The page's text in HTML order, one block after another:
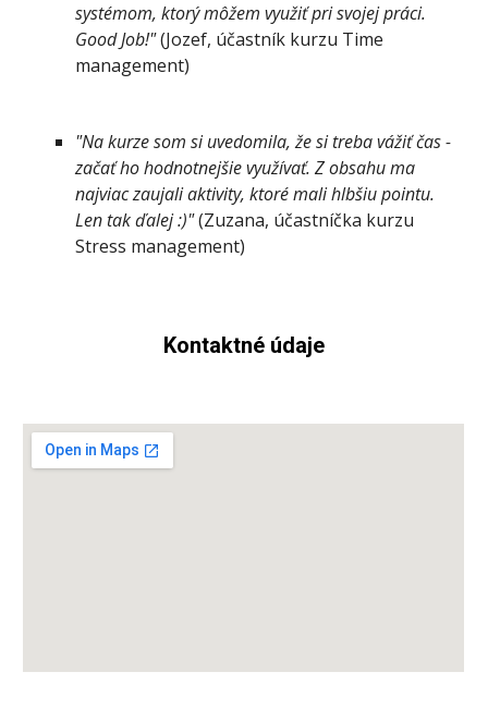
systémom, ktorý môžem využiť pri svojej práci.
Good Job!" (Jozef, účastník kurzu Time
management)
"Na kurze som si uvedomila, že si treba vážiť čas -
začať ho hodnotnejšie využívať. Z obsahu ma
najviac zaujali aktivity, ktoré mali hlbšiu pointu.
Len tak ďalej :)" (Zuzana, účastníčka kurzu
Stress management)
Kontaktné údaje